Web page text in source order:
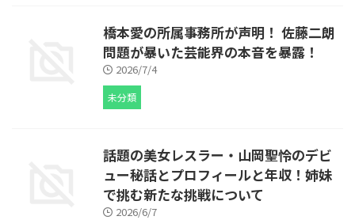
橋本愛の所属事務所が声明！ 佐藤二朗
問題が暴いた芸能界の本音を暴露！
2026/7/4
未分類
話題の美女レスラー・山岡聖怜のデビ
ュー秘話とプロフィールと年収！姉妹
で挑む新たな挑戦について
2026/6/7